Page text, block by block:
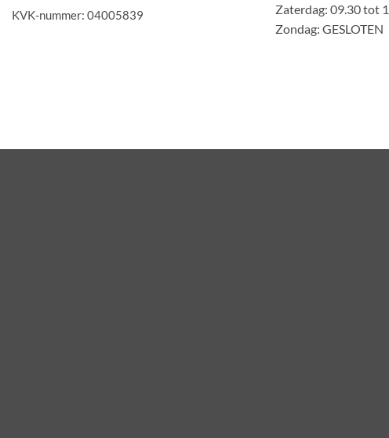
KVK-nummer: 04005839
Zaterdag: 09.30 tot
Zondag: GESLOTEN